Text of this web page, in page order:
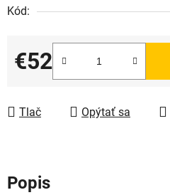
Kód:
€52
Jednotková cena:
Tlač Opýtať sa
Popis